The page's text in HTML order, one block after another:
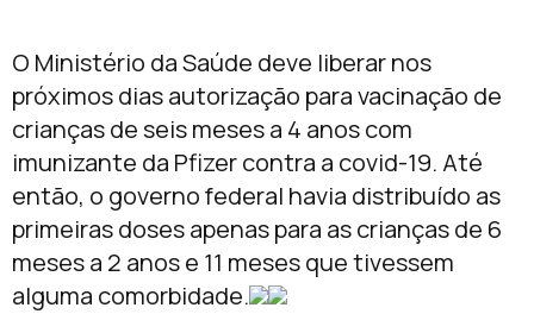
O Ministério da Saúde deve liberar nos
próximos dias autorização para vacinação de
crianças de seis meses a 4 anos com
imunizante da Pfizer contra a covid-19. Até
então, o governo federal havia distribuído as
primeiras doses apenas para as crianças de 6
meses a 2 anos e 11 meses que tivessem
alguma comorbidade.